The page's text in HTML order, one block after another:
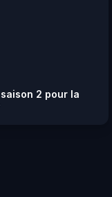
2 pour la